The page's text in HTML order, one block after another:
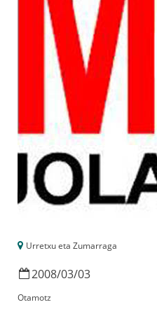
Urretxu eta Zumarraga
2008/03/03
Otamotz